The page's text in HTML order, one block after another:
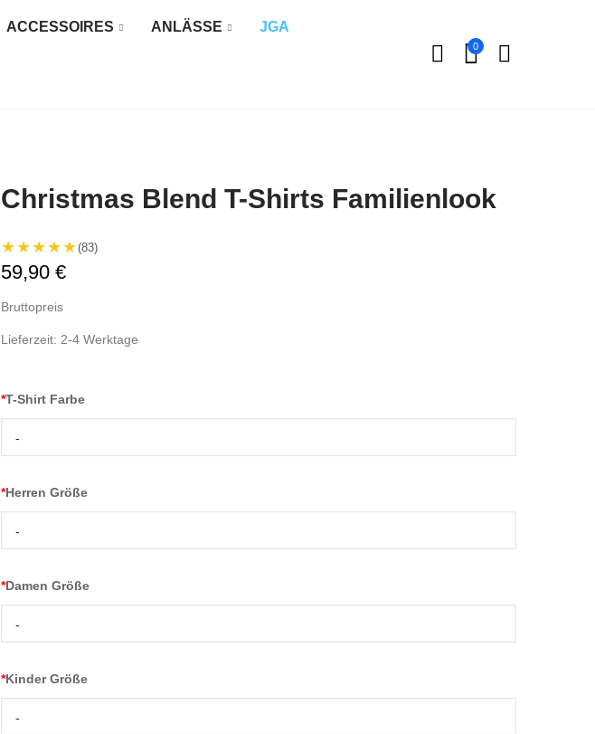
ACCESSOIRES ANLÄSSE JGA
0
Christmas Blend T-Shirts Familienlook
★★★★★(83)
59,90 €
Bruttopreis
Lieferzeit: 2-4 Werktage
*T-Shirt Farbe
-
*Herren Größe
-
*Damen Größe
-
*Kinder Größe
-